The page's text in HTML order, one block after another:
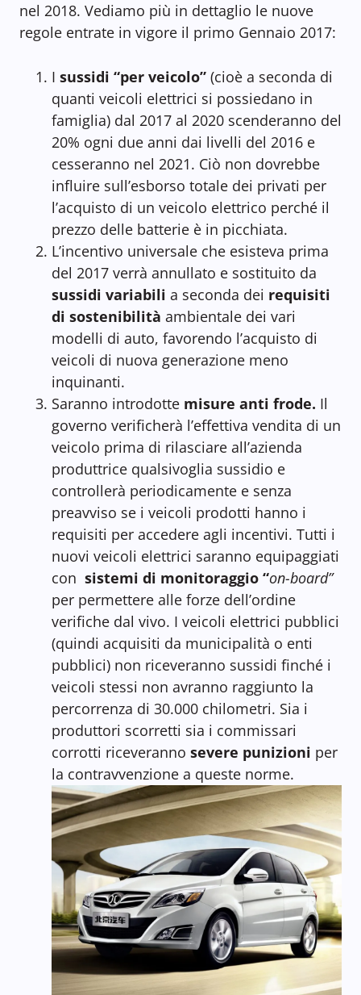
nel 2018. Vediamo più in dettaglio le nuove
regole entrate in vigore il primo Gennaio 2017:
I sussidi “per veicolo” (cioè a seconda di
quanti veicoli elettrici si possiedano in
famiglia) dal 2017 al 2020 scenderanno del
20% ogni due anni dai livelli del 2016 e
cesseranno nel 2021. Ciò non dovrebbe
influire sull’esborso totale dei privati per
l’acquisto di un veicolo elettrico perché il
prezzo delle batterie è in picchiata.
L’incentivo universale che esisteva prima
del 2017 verrà annullato e sostituito da
sussidi variabili a seconda dei requisiti
di sostenibilità ambientale dei vari
modelli di auto, favorendo l’acquisto di
veicoli di nuova generazione meno
inquinanti.
Saranno introdotte misure anti frode. Il
governo verificherà l’effettiva vendita di un
veicolo prima di rilasciare all’azienda
produttrice qualsivoglia sussidio e
controllerà periodicamente e senza
preavviso se i veicoli prodotti hanno i
requisiti per accedere agli incentivi. Tutti i
nuovi veicoli elettrici saranno equipaggiati
con sistemi di monitoraggio “on-board”
per permettere alle forze dell’ordine
verifiche dal vivo. I veicoli elettrici pubblici
(quindi acquisiti da municipalità o enti
pubblici) non riceveranno sussidi finché i
veicoli stessi non avranno raggiunto la
percorrenza di 30.000 chilometri. Sia i
produttori scorretti sia i commissari
corrotti riceveranno severe punizioni per
la contravvenzione a queste norme.